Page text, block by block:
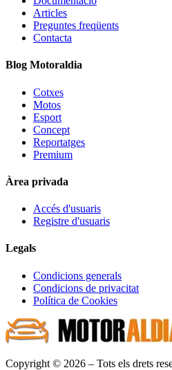
Articles
Preguntes freqüents
Contacta
Blog Motoraldia
Cotxes
Motos
Esport
Concept
Reportatges
Premium
Àrea privada
Accés d'usuaris
Registre d'usuaris
Legals
Condicions generals
Condicions de privacitat
Política de Cookies
Copyright © 2026 – Tots els drets